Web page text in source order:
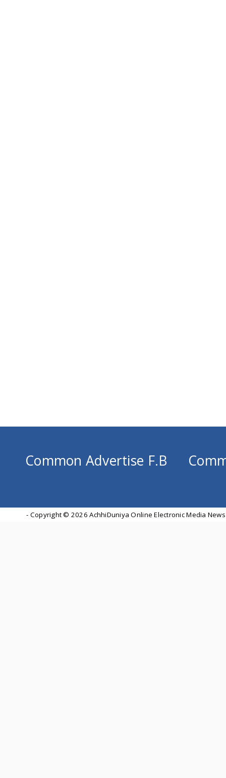
Common Advertise F.B
- Copyright © 2026 AchhiDuniya Online Electronic Media